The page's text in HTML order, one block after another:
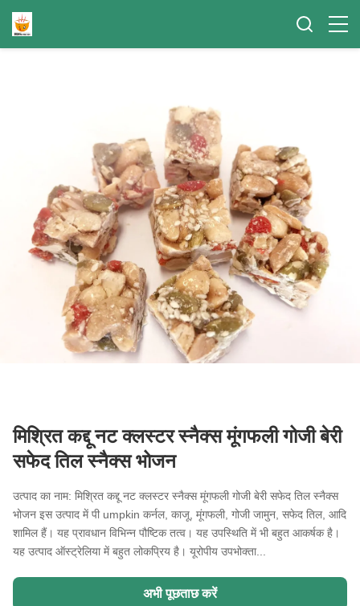
मिश्रित कद्दू नट क्लस्टर स्नैक्स मूंगफली गोजी बेरी
सफेद तिल स्नैक्स भोजन
उत्पाद का नाम: मिश्रित कद्दू नट क्लस्टर स्नैक्स मूंगफली गोजी बेरी सफेद तिल स्नैक्स
भोजन इस उत्पाद में पी umpkin कर्नल, काजू, मूंगफली, गोजी जामुन, सफेद तिल, आदि
शामिल हैं। यह प्रावधान विभिन्न पौष्टिक तत्व। यह उपस्थिति में भी बहुत आकर्षक है।
यह उत्पाद ऑस्ट्रेलिया में बहुत लोकप्रिय है। यूरोपीय उपभोक्ता...
अभी पूछताछ करें